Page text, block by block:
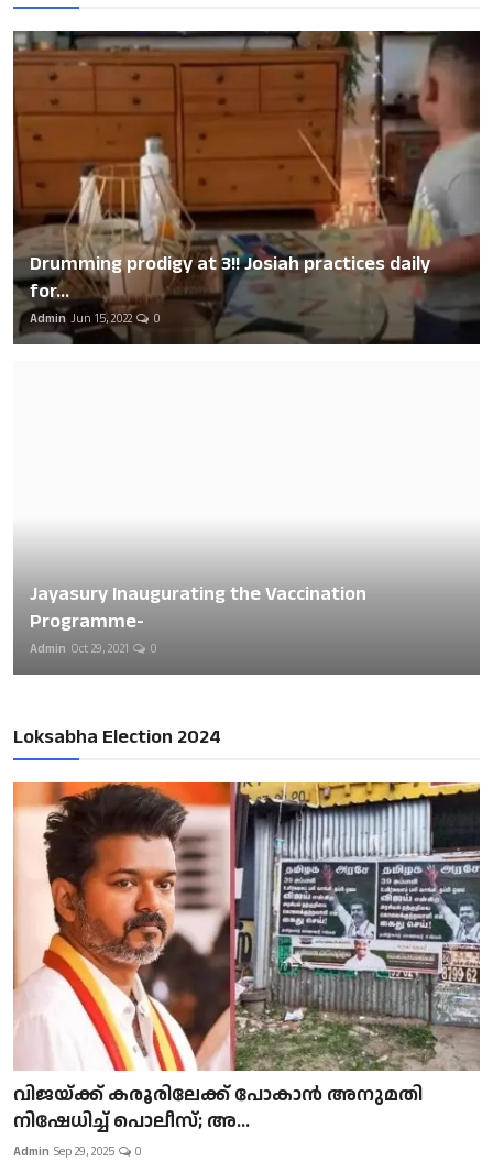
Drumming prodigy at 3!! Josiah practices daily
for...
Admin Jun 15, 2022 0
Jayasury Inaugurating the Vaccination
Programme-
Admin Oct 29, 2021 0
Loksabha Election 2024
വിജയ്ക്ക് കരൂരിലേക്ക് പോകാൻ അനുമതി
നിഷേധിച്ച് പൊലീസ്; അ...
Admin Sep 29, 2025 0